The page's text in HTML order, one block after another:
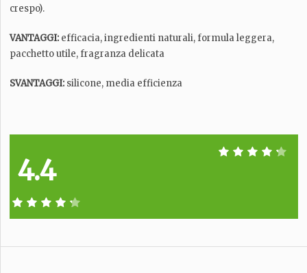
crespo).
VANTAGGI: efficacia, ingredienti naturali, formula leggera,
pacchetto utile, fragranza delicata
SVANTAGGI: silicone, media efficienza
4.4